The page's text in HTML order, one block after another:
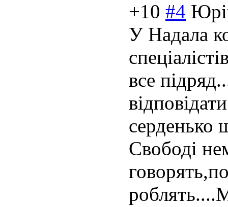
+10 #4
У Надала
все
серденько
Свободі